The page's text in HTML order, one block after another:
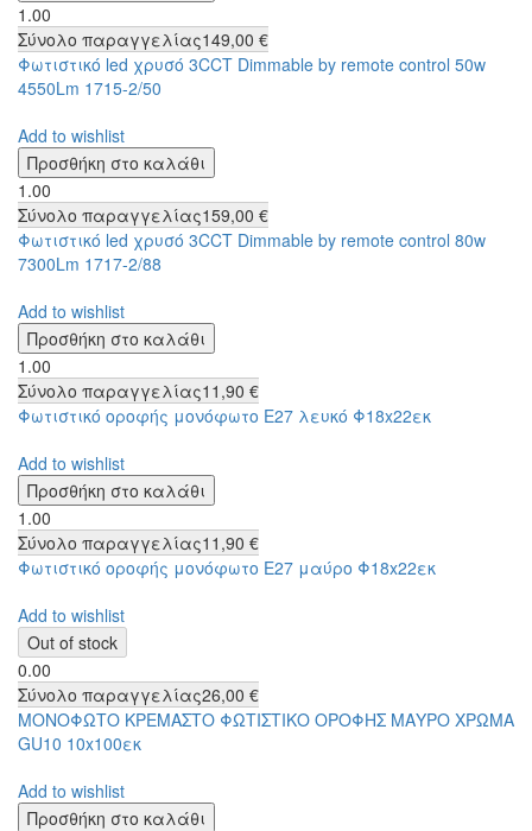
1.00
Σύνολο παραγγελίας149,00 €
Φωτιστικό led χρυσό 3CCT Dimmable by remote control 50w
4550Lm 1715-2/50
Add to wishlist
1.00
Σύνολο παραγγελίας159,00 €
Φωτιστικό led χρυσό 3CCT Dimmable by remote control 80w
7300Lm 1717-2/88
Add to wishlist
1.00
Σύνολο παραγγελίας11,90 €
Φωτιστικό οροφής μονόφωτο Ε27 λευκό Φ18x22εκ
Add to wishlist
1.00
Σύνολο παραγγελίας11,90 €
Φωτιστικό οροφής μονόφωτο Ε27 μαύρο Φ18x22εκ
Add to wishlist
0.00
Σύνολο παραγγελίας26,00 €
ΜΟΝΟΦΩΤΟ ΚΡΕΜΑΣΤΟ ΦΩΤΙΣΤΙΚΟ ΟΡΟΦΗΣ ΜΑΥΡΟ ΧΡΩΜΑ
GU10 10x100εκ
Add to wishlist